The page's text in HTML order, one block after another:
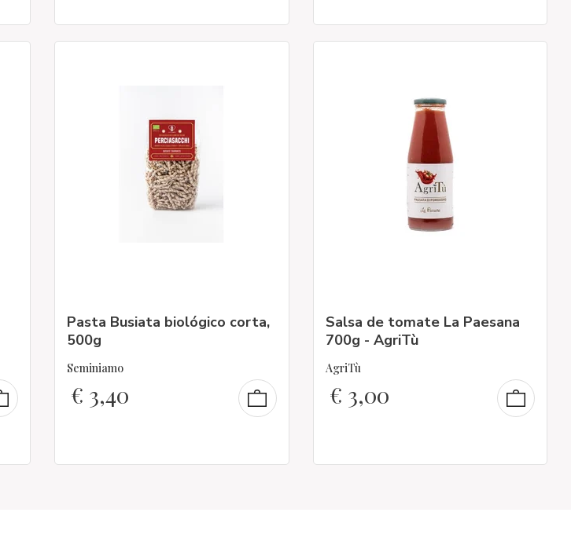
Pasta Busiata biológico corta,
500g
Seminiamo
€ 3,40
Salsa de tomate La Paesana
700g - AgriTù
AgriTù
€ 3,00